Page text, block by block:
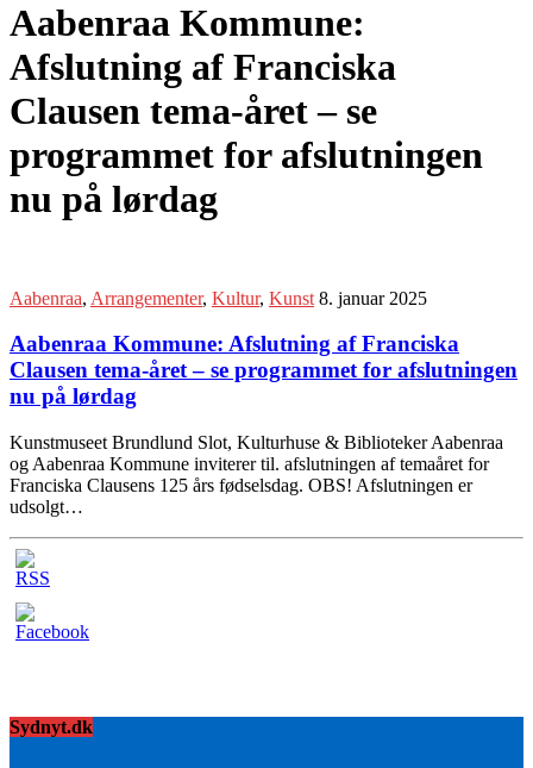
Aabenraa Kommune:
Afslutning af Franciska
Clausen tema-året – se
programmet for afslutningen
nu på lørdag
Aabenraa, Arrangementer, Kultur, Kunst 8. januar 2025
Aabenraa Kommune: Afslutning af Franciska
Clausen tema-året – se programmet for afslutningen
nu på lørdag
Kunstmuseet Brundlund Slot, Kulturhuse & Biblioteker Aabenraa
og Aabenraa Kommune inviterer til. afslutningen af temaåret for
Franciska Clausens 125 års fødselsdag. OBS! Afslutningen er
udsolgt…
Sydnyt.dk